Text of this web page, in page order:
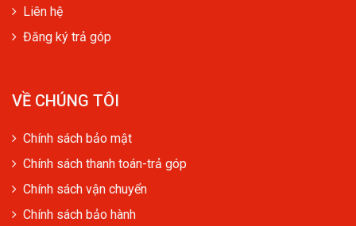
Liên hệ
Đăng ký trả góp
VỀ CHÚNG TÔI
Chính sách bảo mật
Chính sách thanh toán-trả góp
Chính sách vận chuyển
Chính sách bảo hành